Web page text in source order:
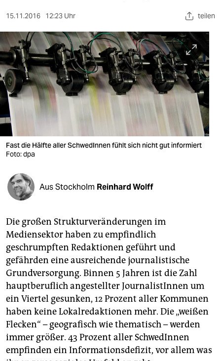
sport
berlin
nord
wahrheit
verlag
verlag
veranstaltungen
shop
fragen & hilfe
unterstützen
abo
genossenschaft
epaper login
15.11.2016 12:23 Uhr teilen
Fast die Hälfte aller SchwedInnen fühlt sich nicht gut informiert
Foto: dpa
Aus Stockholm Reinhard Wolff
Die großen Strukturveränderungen im
Mediensektor haben zu empfindlich
geschrumpften Redaktionen geführt und
gefährden eine ausreichende journalistische
Grundversorgung. Binnen 5 Jahren ist die Zahl
hauptberuflich angestellter JournalistInnen um
ein Viertel gesunken, 12 Prozent aller Kommunen
haben keine Lokalredaktionen mehr. Die „weißen
Flecken“ – geografisch wie thematisch – werden
immer größer. 43 Prozent aller SchwedInnen
empfinden ein Informationsdefizit, vor allem was